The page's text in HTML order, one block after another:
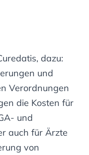
dazu:
und
Verordnungen
die Kosten für
und
auch für Ärzte
von